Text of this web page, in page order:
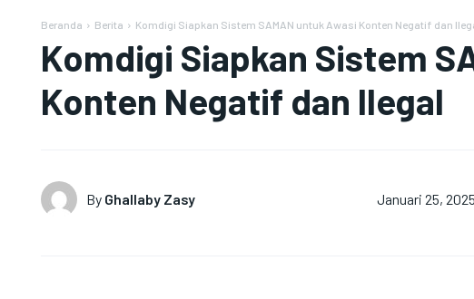
Beranda Berita Komdigi Siapkan Sistem SAMAN untuk Awasi Konten Negatif dan
Komdigi Siapkan Sistem
Konten Negatif dan Ilegal
By Ghallaby Zasy Januari 25, 2025